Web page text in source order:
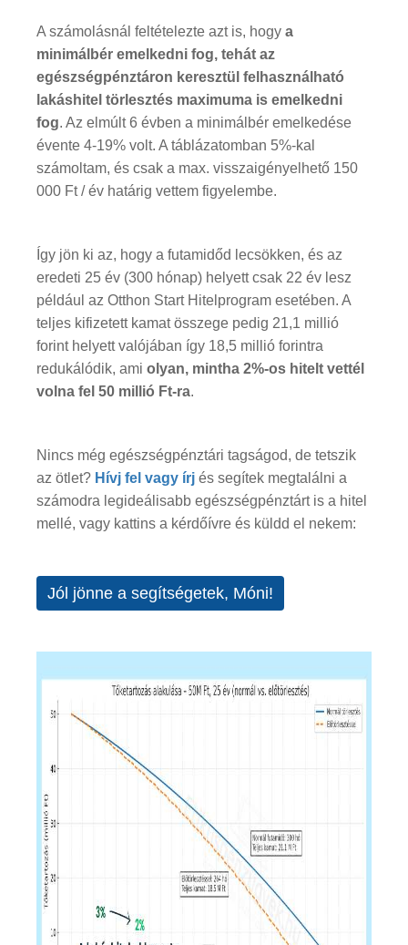
A számolásnál feltételezte azt is, hogy a
minimálbér emelkedni fog, tehát az
egészségpénztáron keresztül felhasználható
lakáshitel törlesztés maximuma is emelkedni
fog. Az elmúlt 6 évben a minimálbér emelkedése
évente 4-19% volt. A táblázatomban 5%-kal
számoltam, és csak a max. visszaigényelhető 150
000 Ft / év határig vettem figyelembe.
Így jön ki az, hogy a futamidőd lecsökken, és az
eredeti 25 év (300 hónap) helyett csak 22 év lesz
például az Otthon Start Hitelprogram esetében. A
teljes kifizetett kamat összege pedig 21,1 millió
forint helyett valójában így 18,5 millió forintra
redukálódik, ami olyan, mintha 2%-os hitelt vettél
volna fel 50 millió Ft-ra.
Nincs még egészségpénztári tagságod, de tetszik
az ötlet? Hívj fel vagy írj és segítek megtalálni a
számodra legideálisabb egészségpénztárt is a hitel
mellé, vagy kattins a kérdőívre és küldd el nekem:
Jól jönne a segítségetek, Móni!